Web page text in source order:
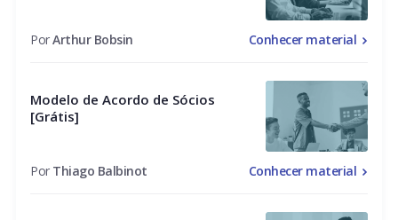
PorArthur Bobsin Conhecer material
Modelo de Acordo de Sócios
[Grátis]
Por Thiago Balbinot Conhecer material